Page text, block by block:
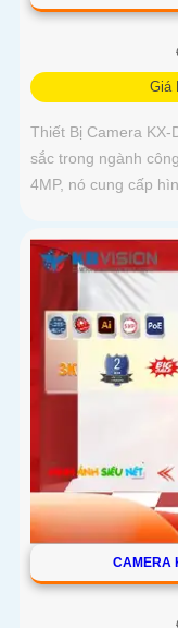
Giá
Thiết Bị Camera KX-
sắc trong ngành
4MP, nó cung cấp
CAMERA